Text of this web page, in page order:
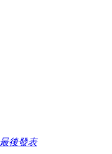
最後發表